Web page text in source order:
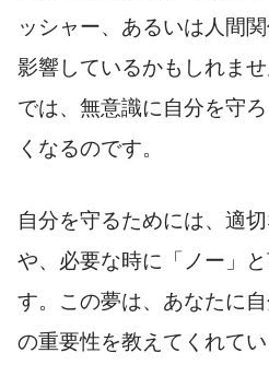
ッシャー、あるいは人間
影響しているかもしれま
では、無意識に自分を守
くなるのです。
自分を守るためには、適
や、必要な時に「ノー」
す。この夢は、あなたに
の重要性を教えてくれてい